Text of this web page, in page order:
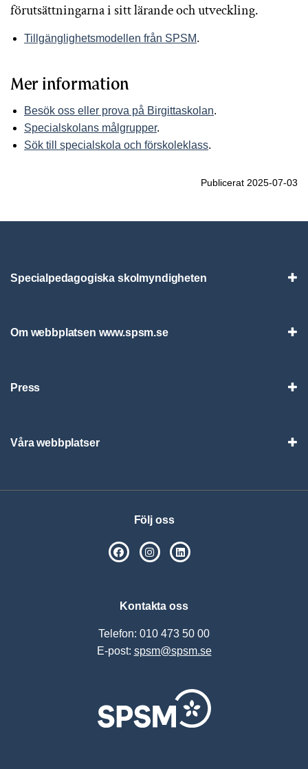
förutsättningarna i sitt lärande och utveckling.
Tillgänglighetsmodellen från SPSM.
Mer information
Besök oss eller prova på Birgittaskolan.
Specialskolans målgrupper.
Sök till specialskola och förskoleklass.
Publicerat 2025-07-03
Specialpedagogiska skolmyndigheten
Om webbplatsen www.spsm.se
Press
Våra webbplatser
Följ oss
SPSM på Facebook
SPSM på Instagram
Kontakta oss
Telefon: 010 473 50 00
E-post: spsm@spsm.se